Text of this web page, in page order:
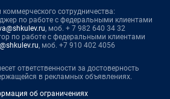
сотрудничества:
по работе с федеральными клиентами
, моб. + 7 982 640 34 32
по работе с федеральными клиентами
, моб. +7 910 402 4056
ответственности за достоверность
в рекламных объявлениях.
об ограничениях